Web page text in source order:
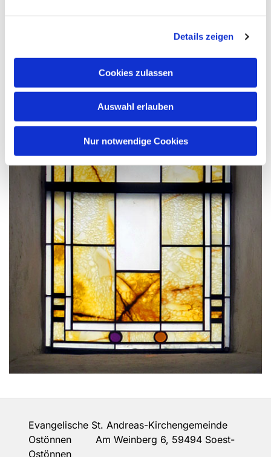
Details zeigen
Cookies zulassen
Auswahl erlauben
Nur notwendige Cookies
Evangelische St. Andreas-Kirchengemeinde
Ostönnen Am Weinberg 6, 59494 Soest-
Ostönnen